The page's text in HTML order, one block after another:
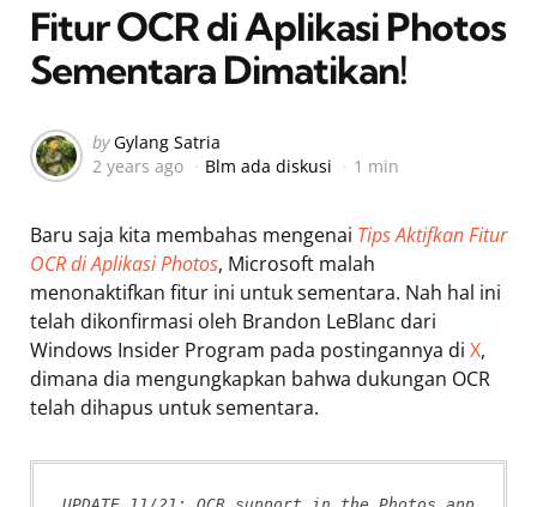
Fitur OCR di Aplikasi Photos
Sementara Dimatikan!
Posted
by
by Gylang Satria
2 years ago
Blm ada diskusi 1 min
Baru saja kita membahas mengenai Tips Aktifkan Fitur
OCR di Aplikasi Photos, Microsoft malah
menonaktifkan fitur ini untuk sementara. Nah hal ini
telah dikonfirmasi oleh Brandon LeBlanc dari
Windows Insider Program pada postingannya di X,
dimana dia mengungkapkan bahwa dukungan OCR
telah dihapus untuk sementara.